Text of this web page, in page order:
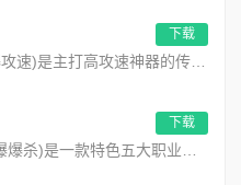
下载
下载